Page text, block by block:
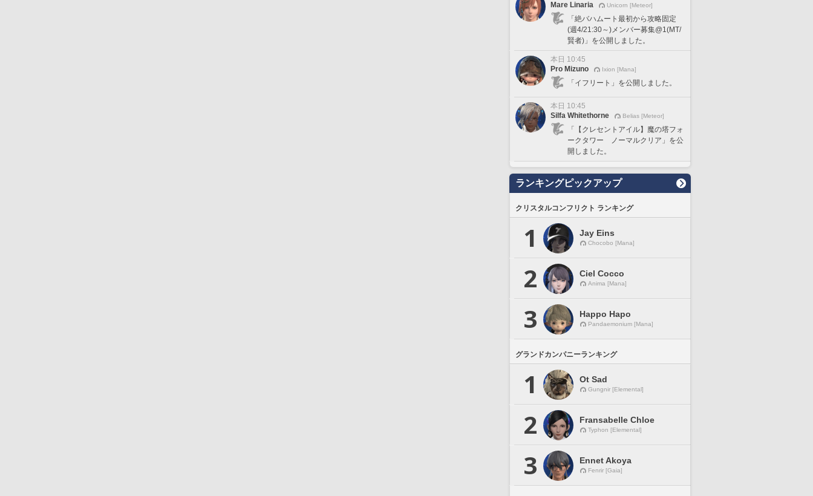
Mare Linaria
Unicorn [Meteor]
「絶バハムート最初から攻略固定
(週4/21:30～)メンバー募集@1(MT/
賢者)」を公開しました。
本日 10:45
Pro Mizuno
Ixion [Mana]
「イフリート」を公開しました。
本日 10:45
Silfa Whitethorne
Belias [Meteor]
「【クレセントアイル】魔の塔フォ
ークタワー ノーマルクリア」を公
開しました。
ランキングピックアップ
クリスタルコンフリクト ランキング
1 Jay Eins
Chocobo [Mana]
2 Ciel Cocco
Anima [Mana]
3 Happo Hapo
Pandaemonium [Mana]
グランドカンパニーランキング
1 Ot Sad
Gungnir [Elemental]
2 Fransabelle Chloe
Typhon [Elemental]
3 Ennet Akoya
Fenrir [Gaia]